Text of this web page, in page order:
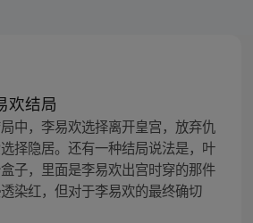
欢结局
中，李易欢选择离开皇宫，放弃仇
择隐居。还有一种结局说法是，叶
子，里面是李易欢出宫时穿的那件
染红，但对于李易欢的最终确切